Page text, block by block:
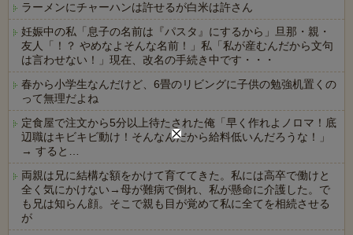
ラーメンにチャーハンは許せるが白米は許さん
妊娠中の私「息子の名前は『パスタ』にするから」旦那・親・
友人「！？ やめなよそんな名前！」私「私が産むんだから文句
は言わせない！」現在、改名の手続き中です・・・
春から小学生なんだけど、6畳のリビングに子供の勉強机置くの
って無理だよね
定食屋で注文から5分以上待たされた俺「早く作れよノロマ！底
辺職はキビキビ動け！そんなんだから給料低いんだろうな！」
→ すると…
両親は兄に結構な額をかけて育ててきた。私には高卒で働けと
全く気にかけない→母が難病で倒れ、私が懸命に介護した。で
も兄は知らん顔。そこで親も目が覚めて私に全てを相続させる
が